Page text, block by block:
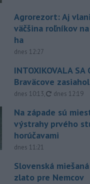
Agrorezort: Aj
väčšina roľníkov
ha
dnes 12:27
INTOXIKOVALA SA
Braväcove
dnes 10:13, aktualizované
dnes 12:19
Na západe sú
výstrahy prvého
horúčavami
dnes 11:21
Slovenská
zlato pre Nemcov